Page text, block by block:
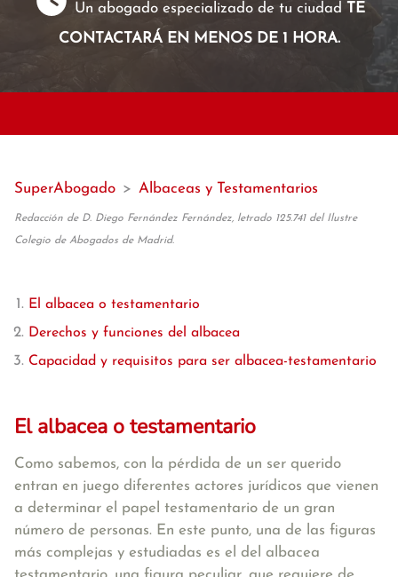
Un abogado especializado de tu ciudad TE
CONTACTARÁ EN MENOS DE 1 HORA.
SuperAbogado > Albaceas y Testamentarios
Redacción de D. Diego Fernández Fernández, letrado 125.741 del Ilustre
Colegio de Abogados de Madrid.
El albacea o testamentario
Derechos y funciones del albacea
Capacidad y requisitos para ser albacea-testamentario
El albacea o testamentario
Como sabemos, con la pérdida de un ser querido
entran en juego diferentes actores jurídicos que vienen
a determinar el papel testamentario de un gran
número de personas. En este punto, una de las figuras
más complejas y estudiadas es el del albacea